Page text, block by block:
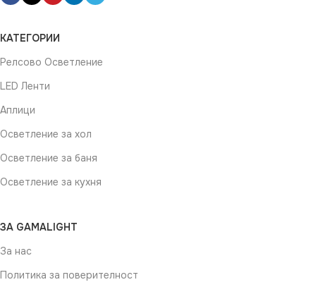
ФОРМА Квадрат
РАЗМЕР
ПРЕДНАЗНАЧЕНИЕ
За стълбище
КАТЕГОРИИ
Релсово Осветление
LED Ленти
Аплици
Осветление за хол
Осветление за баня
Осветление за кухня
ЗА GAMALIGHT
За нас
Политика за поверителност